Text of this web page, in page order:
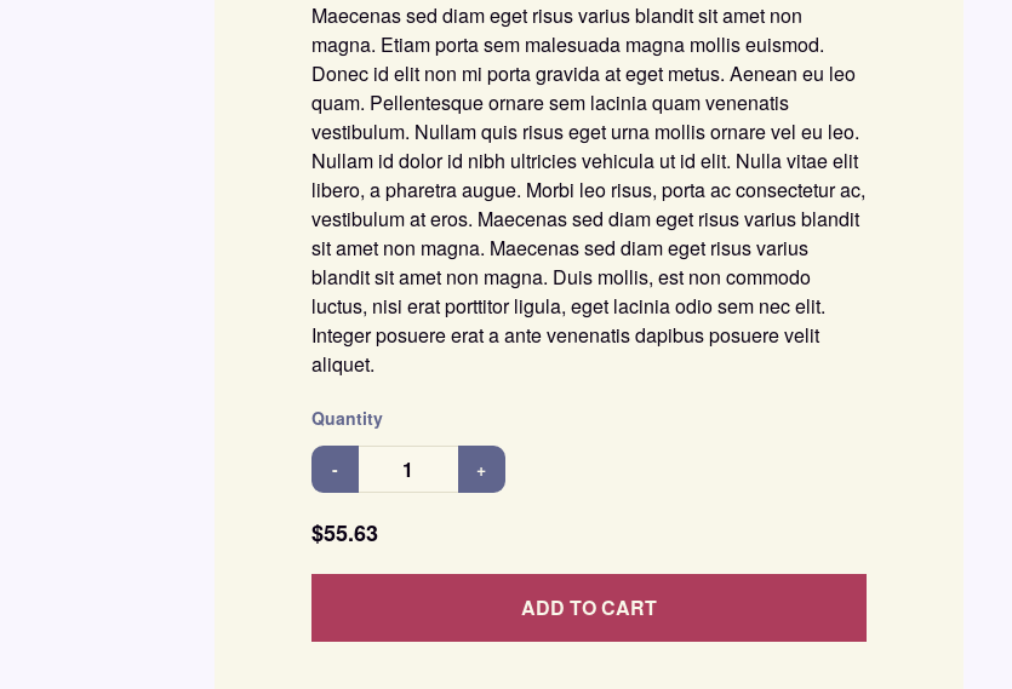
Maecenas sed diam eget risus varius blandit sit amet non
magna. Etiam porta sem malesuada magna mollis euismod.
Donec id elit non mi porta gravida at eget metus. Aenean eu leo
quam. Pellentesque ornare sem lacinia quam venenatis
vestibulum. Nullam quis risus eget urna mollis ornare vel eu leo.
Nullam id dolor id nibh ultricies vehicula ut id elit. Nulla vitae elit
libero, a pharetra augue. Morbi leo risus, porta ac consectetur ac,
vestibulum at eros. Maecenas sed diam eget risus varius blandit
sit amet non magna. Maecenas sed diam eget risus varius
blandit sit amet non magna. Duis mollis, est non commodo
luctus, nisi erat porttitor ligula, eget lacinia odio sem nec elit.
Integer posuere erat a ante venenatis dapibus posuere velit
aliquet.
Quantity
- +
$55.63
ADD TO CART